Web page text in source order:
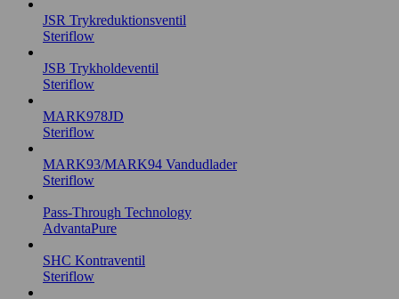
JSR Trykreduktionsventil
Steriflow
JSB Trykholdeventil
Steriflow
MARK978JD
Steriflow
MARK93/MARK94 Vandudlader
Steriflow
Pass-Through Technology
AdvantaPure
SHC Kontraventil
Steriflow